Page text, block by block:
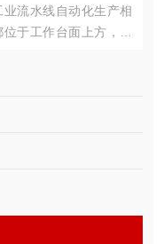
流水线自动化生产相
于工作台面上方，使